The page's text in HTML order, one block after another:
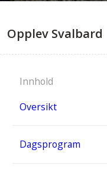
Opplev Svalbard
Innhold
Oversikt
Dagsprogram